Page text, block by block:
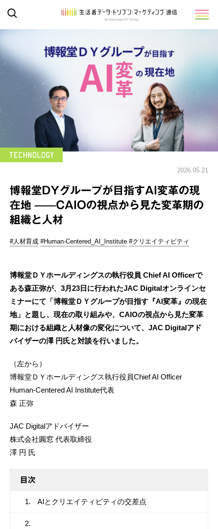
2026.05.21
博報堂DYグループが目指すAI変革の現
在地 ——CAIOの視点から見た変革期の
組織と人材
#人材育成 #Human-Centered_AI_Institute #クリエイティビティ
博報堂ＤＹホールディングスの執行役員 Chief AI Officerで
ある森正弥が、3月23日に行われたJAC Digitalオンラインセ
ミナーにて「博報堂ＤＹグループが目指す『AI変革』の現在
地」と題し、現在の取り組みや、CAIOの視点から見た変革
期における組織と人材像の変化について、JAC Digitalアド
バイザーの澤 円氏と対談を行いました。
（左から）
博報堂ＤＹホールディングス執行役員Chief AI Officer
Human-Centered AI Institute代表
森 正弥
JAC Digitalアドバイザー
株式会社圓窓 代表取締役
澤 円 氏
目次
AIとクリエイティビティの交差点